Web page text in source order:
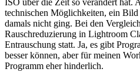
ISO über die Zeit so verändert hat.
technischen Möglichkeiten, ein
damals nicht ging. Bei den
Rauschreduzierung in Lightroom
Entrauschung statt. Ja, es gibt
besser können, aber für meinen
Programm eher hinderlich.